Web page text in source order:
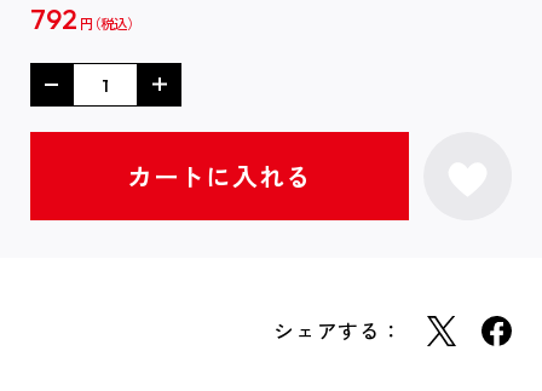
792 円
シェアする：